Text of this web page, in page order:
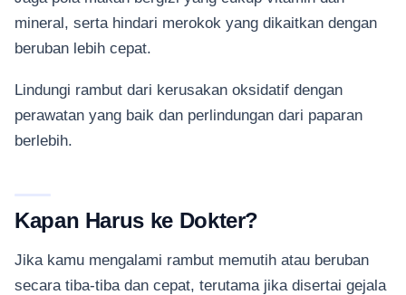
mineral, serta hindari merokok yang dikaitkan dengan
beruban lebih cepat.
Lindungi rambut dari kerusakan oksidatif dengan
perawatan yang baik dan perlindungan dari paparan
berlebih.
Kapan Harus ke Dokter?
Jika kamu mengalami rambut memutih atau beruban
secara tiba-tiba dan cepat, terutama jika disertai gejala